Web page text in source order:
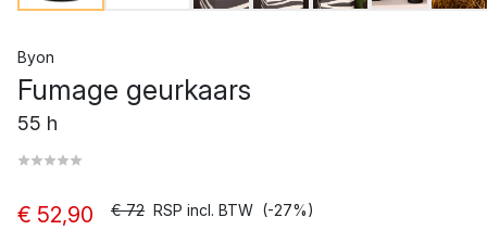
Byon
Fumage geurkaars
55 h
€ 52,90 € 72 RSP incl. BTW (-27%)